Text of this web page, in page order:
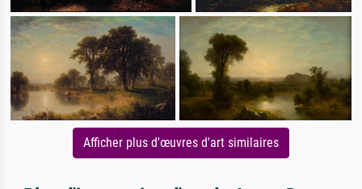
Afficher plus d'œuvres d'art similaires